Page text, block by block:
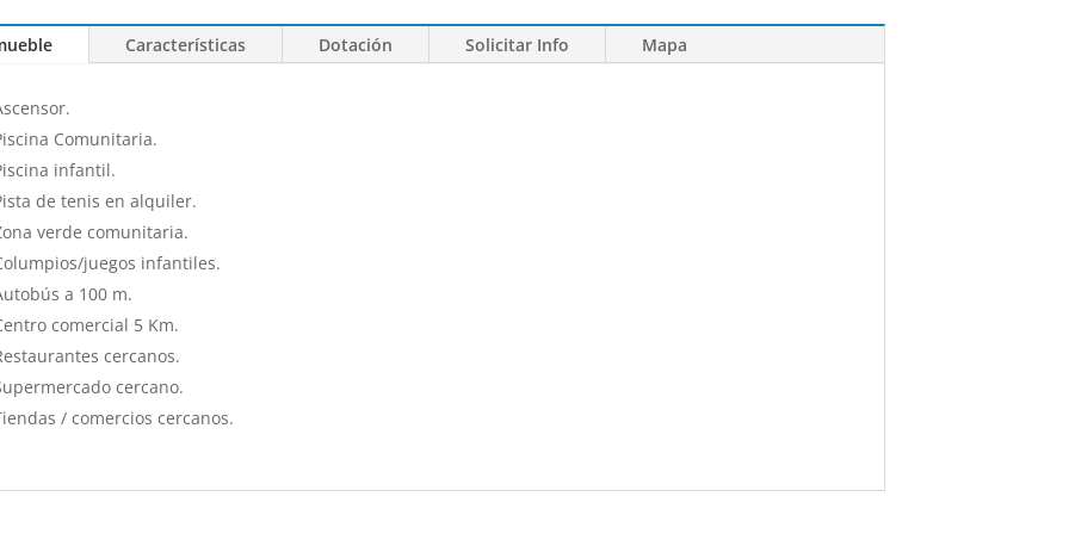
Características Dotación Solicitar Info Mapa
Comunitaria.
infantil.
de tenis en alquiler.
verde comunitaria.
juegos infantiles.
a 100 m.
comercial 5 Km.
cercanos.
cercano.
/ comercios cercanos.